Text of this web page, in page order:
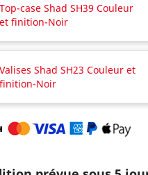
Top-case Shad SH39 Couleur
et finition-Noir
Valises Shad SH23 Couleur et
finition-Noir